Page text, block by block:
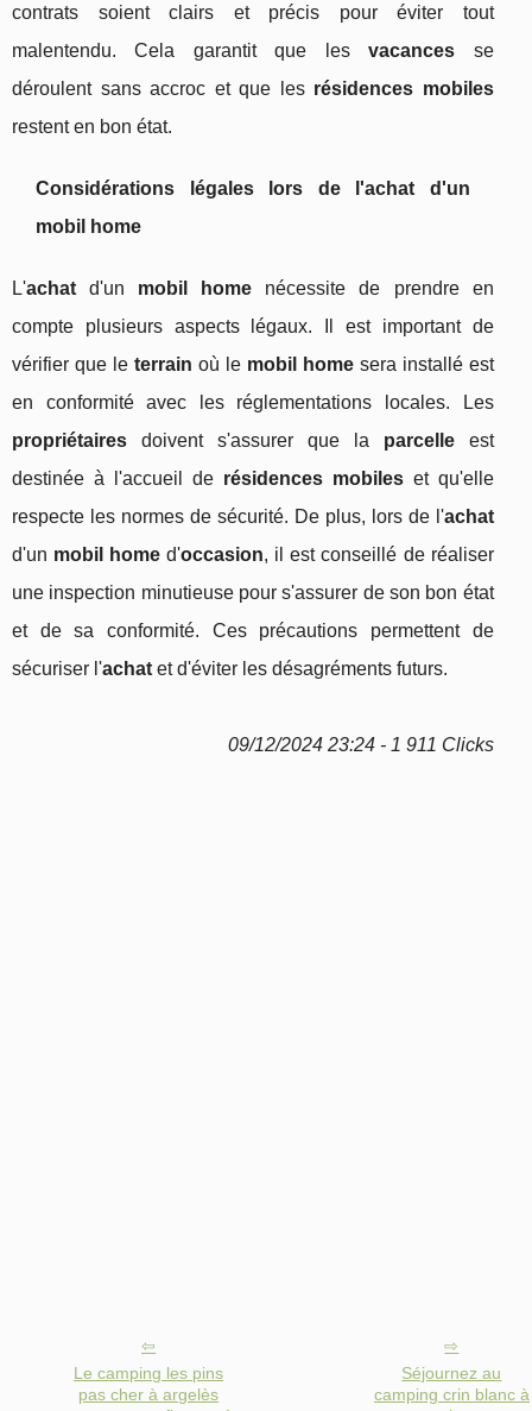
contrats soient clairs et précis pour éviter tout
malentendu. Cela garantit que lesvacances se
déroulent sans accroc et que les résidences mobiles
restent en bon état.
Considérations légales lors de l'achat d'un
mobil home
L'achat d'un mobil home nécessite de prendre en
compte plusieurs aspects légaux. Il est important de
vérifier que le terrain où le mobil homesera installé est
en conformité avec les réglementations locales. Les
propriétaires doivent s'assurer que la parcelleest
destinée à l'accueil de résidences mobileset qu'elle
respecte les normes de sécurité. De plus, lors de l'achat
d'un mobil home d'occasion, il est conseillé de réaliser
une inspection minutieuse pour s'assurer de son bon état
et de sa conformité. Ces précautions permettent de
sécuriser l'achat et d'éviter les désagréments futurs.
09/12/2024 23:24 - 1 911 Clicks
Le camping les pins
pas cher à argelès
Séjournez au
camping crin blanc à